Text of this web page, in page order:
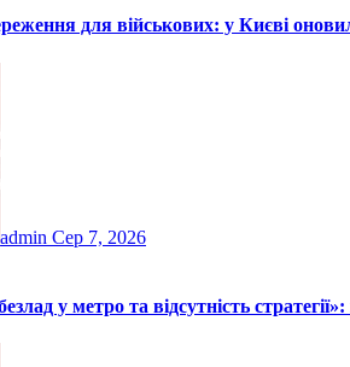
для військових: у Києві
admin Сер 7, 2026
у метро та відсутність